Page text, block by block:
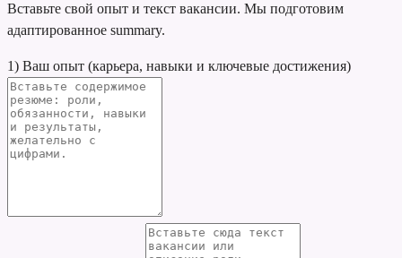
Вставьте свой опыт и текст вакансии. Мы подготовим
адаптированное summary.
1) Ваш опыт (карьера, навыки и ключевые достижения)